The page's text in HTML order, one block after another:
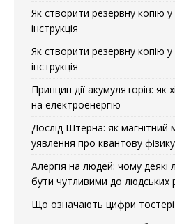
Як створити резервну копію
інструкція
Як створити резервну копію
інструкція
Принцип дії акумуляторів: як
на електроенергію
Дослід Штерна: як магнітний
уявлення про квантову фізику
Алергія на людей: чому
бути чутливими до людських
Що означають цифри